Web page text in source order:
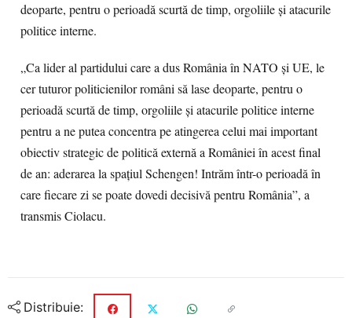
deoparte, pentru o perioadă scurtă de timp, orgoliile şi atacurile
politice interne.
„Ca lider al partidului care a dus România în NATO şi UE, le
cer tuturor politicienilor români să lase deoparte, pentru o
perioadă scurtă de timp, orgoliile şi atacurile politice interne
pentru a ne putea concentra pe atingerea celui mai important
obiectiv strategic de politică externă a României în acest final
de an: aderarea la spaţiul Schengen! Intrăm într-o perioadă în
care fiecare zi se poate dovedi decisivă pentru România”, a
transmis Ciolacu.
Distribuie: